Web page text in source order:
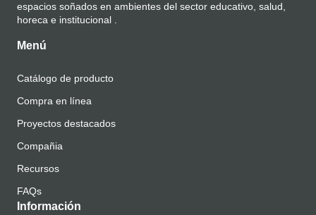
espacios soñados en ambientes del sector educativo, salud,
horeca e institucional .
Menú
Catálogo de producto
Compra en línea
Proyectos destacados
Compañia
Recursos
FAQs
Información